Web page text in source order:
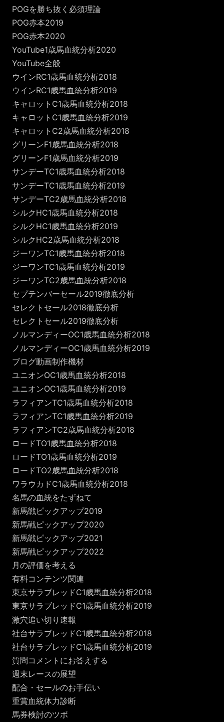
POGを勝ち抜く必須理論
POG赤本2019
POG赤本2020
YouTube1歳馬血統分析2020
YouTube全般
ウインRC1歳馬血統分析2018
ウインRC1歳馬血統分析2019
キャロットC1歳馬血統分析2018
キャロットC1歳馬血統分析2019
キャロットC2歳馬血統分析2018
グリーンF1歳馬血統分析2018
グリーンF1歳馬血統分析2019
サンデーTC1歳馬血統分析2018
サンデーTC1歳馬血統分析2019
サンデーTC2歳馬血統分析2018
シルクHC1歳馬血統分析2018
シルクHC1歳馬血統分析2019
シルクHC2歳馬血統分析2018
ジーワンTC1歳馬血統分析2018
ジーワンTC1歳馬血統分析2019
ジーワンTC2歳馬血統分析2018
セプテンバーセール2019徹底分析
セレクトセール2018徹底分析
セレクトセール2019徹底分析
ノルマンディーOC1歳馬血統分析2018
ノルマンディーOC1歳馬血統分析2019
ブログ動画制作機材
ユニオンOC1歳馬血統分析2018
ユニオンOC1歳馬血統分析2019
ラフィアンTC1歳馬血統分析2018
ラフィアンTC1歳馬血統分析2019
ラフィアンTC2歳馬血統分析2018
ロードTO1歳馬血統分析2018
ロードTO1歳馬血統分析2019
ロードTO2歳馬血統分析2018
ワラウカドC1歳馬血統分析2018
名馬の血統をたずねて
新馬戦ピックアップ2019
新馬戦ピックアップ2020
新馬戦ピックアップ2021
新馬戦ピックアップ2022
月の評価を考える
有料コンテンツ関連
東京サラブレッドC1歳馬血統分析2018
東京サラブレッドC1歳馬血統分析2019
激穴追い切り速報
社台サラブレッドC1歳馬血統分析2018
社台サラブレッドC1歳馬血統分析2019
質問コメントにお答えする
週末レースの展望
配合・セールのお手伝い
重賞血統体力診断
馬券検討のツボ